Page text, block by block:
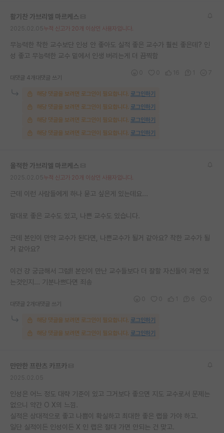
활기찬 가브리엘 마르케스
누적 신고가 20개 이상인 사용자입니다.
무능력한 착한 교수보단 인성 안 좋아도 실적 좋은 교수가 훨씬 좋은데? 인
성 좋고 무능력한 교수 밑에서 인생 버리는게 더 끔찍함
대댓글 4개 대댓글 쓰기
해당 댓글을 보려면 로그인이 필요합니다. 로그인하기
해당 댓글을 보려면 로그인이 필요합니다. 로그인하기
해당 댓글을 보려면 로그인이 필요합니다. 로그인하기
해당 댓글을 보려면 로그인이 필요합니다. 로그인하기
울적한 가브리엘 마르케스
누적 신고가 20개 이상인 사용자입니다.
근데 이런 사람들에게 하나 묻고 싶은게 있는데요...
말대로 좋은 교수도 있고, 나쁜 교수도 있습니다.
근데 본인이 만약 교수가 된다면, 나쁜교수가 될거 같아요? 착한 교수가 될
거 같아요?
이건 걍 궁금해서 그럼!! 본인이 만난 교수들보다 더 잘할 자신들이 과연 있
는것인지... 기분나쁘다면 죄송
대댓글 2개 대댓글 쓰기
해당 댓글을 보려면 로그인이 필요합니다. 로그인하기
해당 댓글을 보려면 로그인이 필요합니다. 로그인하기
만만한 프란츠 카프카
인성은 어느 정도 대략 기준이 있고 그거보다 좋으면 지도 교수로서 문제는
없으니 약간 O X의 느낌.
실적은 상대적으로 좋고 나쁨이 확실하고 최대한 좋은 랩을 가야 하고.
일단 실적이든 인성이든 X 인 랩은 절대 가면 안되는 건 맞고.